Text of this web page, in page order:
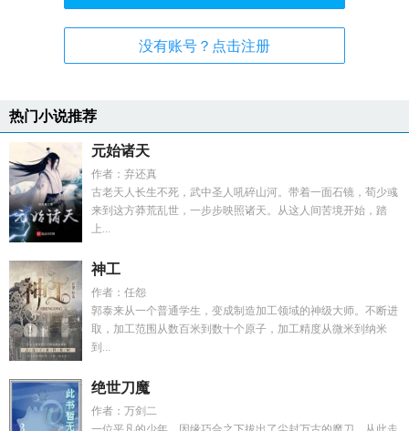
没有账号？点击注册
热门小说推荐
元始诸天
作者：弃还真
古老天人长生不死，武中圣人吼碎山河。带着一面石镜，荀少彧
来到这方莽荒乱世，一步步映照诸天。从这人间苦境开始，踏
上...
神工
作者：任怨
郭泰来从一个普通学生，变成制造加工领域的神级大师。不断进
取，加工范围从数百米到数十个原子，加工精度从微米到纳米
到...
绝世刀魔
作者：万剑二